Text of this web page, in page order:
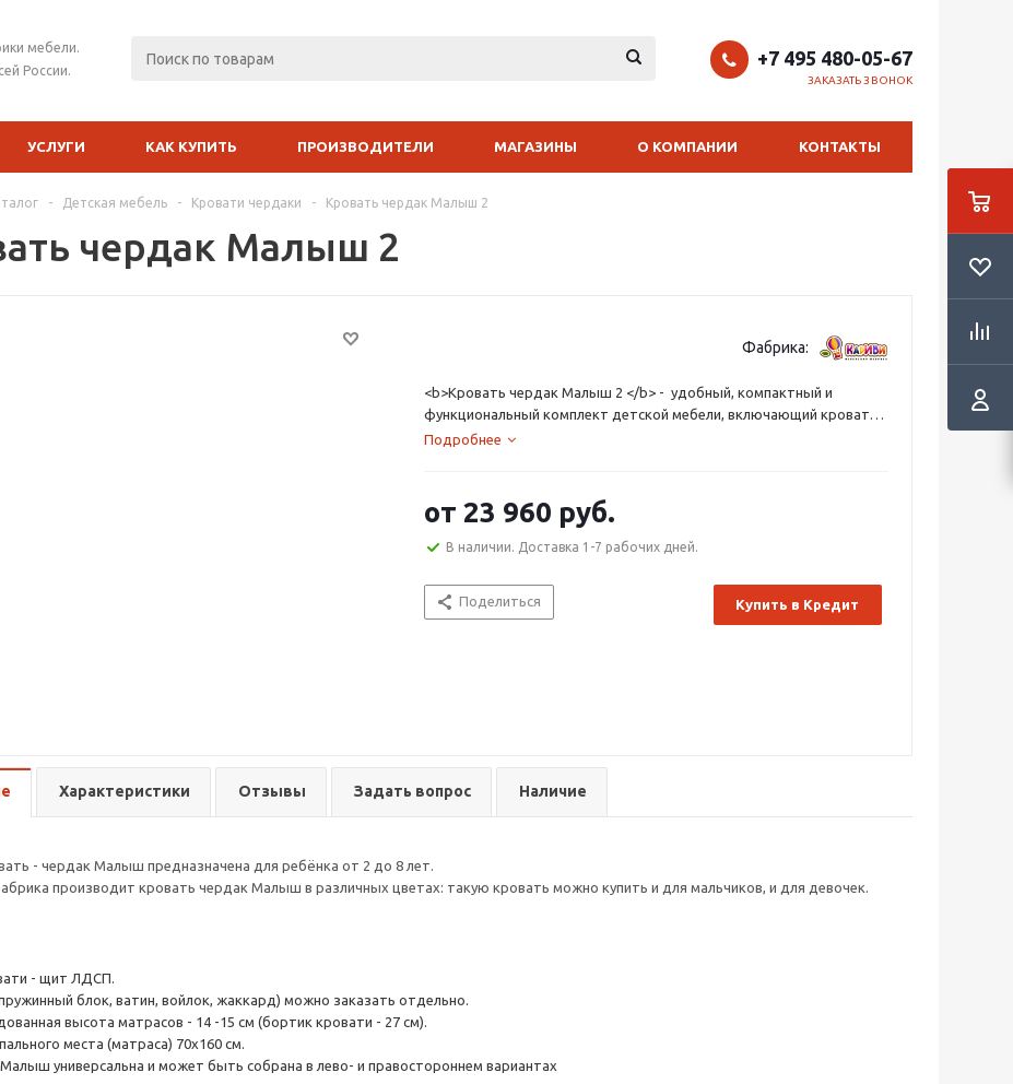
мебели.
России.
+7 495 480-05-67
ЗАКАЗАТЬ ЗВОНОК
УСЛУГИ КАК КУПИТЬ ПРОИЗВОДИТЕЛИ МАГАЗИНЫ О КОМПАНИИ КОНТАКТЫ
- Детская мебель - Кровати чердаки - Кровать чердак Малыш 2
чердак Малыш 2
Фабрика:
<b>Кровать чердак Малыш 2 </b> - удобный, компактный и
функциональный комплект детской мебели, включающий кровать
Малыш на «чердаке», комод, выдвижной стол, лестницу, стол
ограждением для безопасности сделает сон комфортным.
Подробнее
от 23 960 руб.
В наличии. Доставка 1-7 рабочих дней.
Поделиться Купить в Кредит
Характеристики Отзывы Задать вопрос Наличие
- чердак Малыш предназначена для ребёнка от 2 до 8 лет.
производит кровать чердак Малыш в различных цветах: такую кровать можно купить и для мальчиков, и для девочек.
- щит ЛДСП.
блок, ватин, войлок, жаккард) можно заказать отдельно.
высота матрасов - 14 -15 см (бортик кровати - 27 см).
места (матраса) 70х160 см.
универсальна и может быть собрана в лево- и правостороннем вариантах